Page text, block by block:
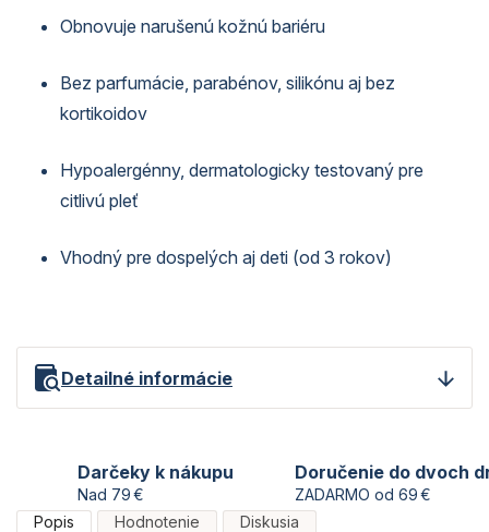
Obnovuje narušenú kožnú bariéru
Bez parfumácie, parabénov, silikónu aj bez
kortikoidov
Hypoalergénny, dermatologicky testovaný pre
citlivú pleť
Vhodný pre dospelých aj deti (od 3 rokov)
Detailné informácie
Darčeky k nákupu
Nad 79 €
Doručenie do dvoch
ZADARMO od 69 €
Popis
Hodnotenie Diskusia